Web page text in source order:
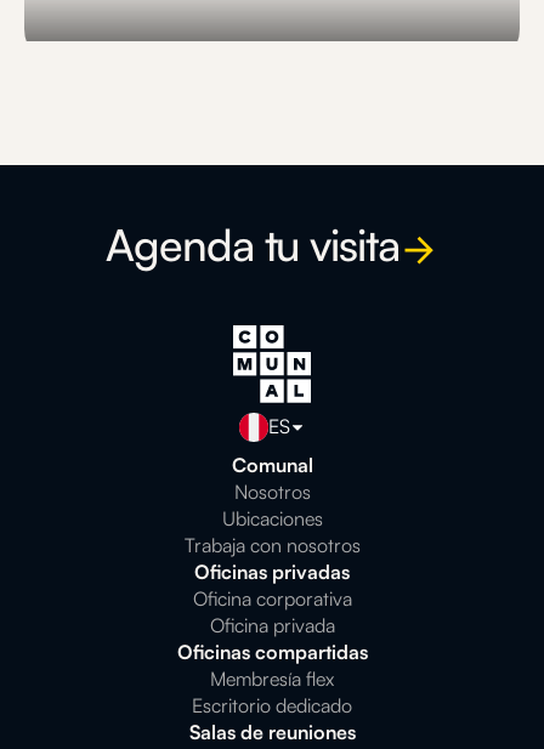
Agenda tu visita
ES
Comunal
Nosotros
Ubicaciones
Trabaja con nosotros
Oficinas privadas
Oficina corporativa
Oficina privada
Oficinas compartidas
Membresía flex
Escritorio dedicado
Salas de reuniones